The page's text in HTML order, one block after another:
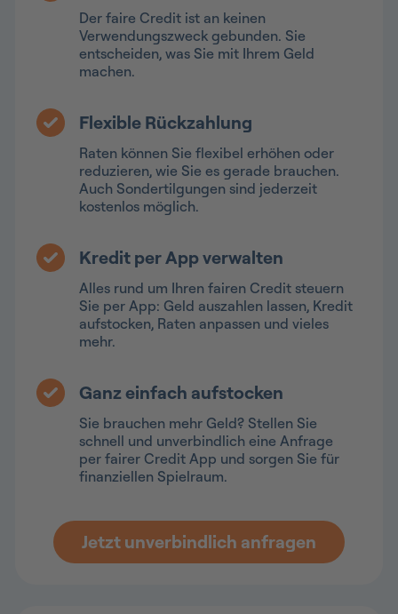
Der faire Credit ist an keinen
Verwendungszweck gebunden. Sie
entscheiden, was Sie mit Ihrem Geld
machen.
Flexible Rückzahlung
Raten können Sie flexibel erhöhen oder
reduzieren, wie Sie es gerade brauchen.
Auch Sondertilgungen sind jederzeit
kostenlos möglich.
Kredit per App verwalten
Alles rund um Ihren fairen Credit steuern
Sie per App: Geld auszahlen lassen, Kredit
aufstocken, Raten anpassen und vieles
mehr.
Ganz einfach aufstocken
Sie brauchen mehr Geld? Stellen Sie
schnell und unverbindlich eine Anfrage
per fairer Credit App und sorgen Sie für
finanziellen Spielraum.
Jetzt unverbindlich anfragen